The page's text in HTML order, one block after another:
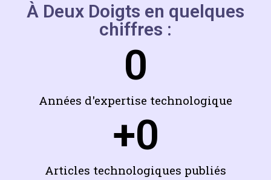
À Deux Doigts en quelques
chiffres :
Années d'expertise technologique
0
Articles technologiques publiés
+0